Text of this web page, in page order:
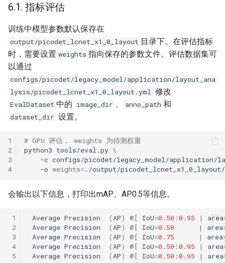
6.1. 指标评估
训练中模型参数默认保存在
output/picodet_lcnet_x1_0_layout 目录下。在评估指标
时，需要设置 weights 指向保存的参数文件。评估数据集可
以通过
configs/picodet/legacy_model/application/layout_ana
lysis/picodet_lcnet_x1_0_layout.yml 修改
EvalDataset 中的 image_dir 、 anno_path 和
dataset_dir 设置。
1
2
3
4
# GPU 评估， weights 为待测权重
python3 tools/eval.py \
-c configs/picodet/legacy_model/application/
-o weights=
会输出以下信息，打印出mAP、AP0.5等信息。
1
2
3
4
5
Average Precision (AP) @ [ IoU=0.50 :0.95 | area
Average Precision (AP) @ [ IoU=0.50 | area
Average Precision (AP) @ [ IoU=0.75 | area
Average Precision (AP) @ [ IoU=0.50 :0.95 | area
Average Precision (AP) @ [ IoU=0.50 :0.95 | area